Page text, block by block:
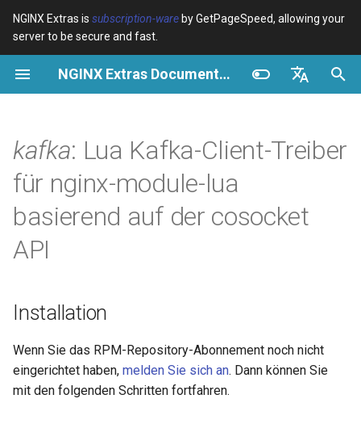
NGINX Extras is subscription-ware by GetPageSpeed, allowing your
server to be secure and fast.
NGINX Extras Documentation
Español
Français
S
u
h
i
r
n
i
device-type Variables
Examples
Troubleshooting
geoip2
Directives
Examples
Troubleshooting
pagespeed
Get started
Production operations
Filter reference
accept-language
access-control
acme
CentOS/RHEL 7 oder
CentOS/RHEL 8+, Fedora
Linux, Amazon Linux 2023
Module
resty.kafka.client
Methoden
Cache
cPanel EA4 - Proxy Cache
Leistung
Sicherheit
RHEL/CentOS wählen
NGINX-MOD - Verbesserte
NGINX mit HTTP/3, HPACK &
Gesundheitsprüfungen für
RHEL
Installation auf RHEL, CentOS
& Rocky Linux
NGINX-Module für das Plesk-
Control-Panel - RPM-Pakete
kafka: Lua Kafka-Client-Treiber
für nginx-module-lua
basierend auf der cosocket
API
Installation
Wenn Sie das RPM-Repository-Abonnement noch nicht
eingerichtet haben, melden Sie sich an. Dann können Sie
mit den folgenden Schritten fortfahren.